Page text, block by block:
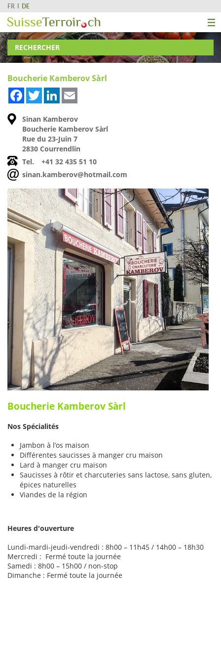
FR DE
RECHERCHER
Boucherie Kamberov Sàrl
FacebookTwitterLinkedIn
Sinan Kamberov
Boucherie Kamberov Sàrl
Rue du 23-Juin 7
2830 Courrendlin
Tel.
+41 32 435 51 10
sinan.kamberov@hotmail.com
Boucherie Kamberov Sàrl
Nos Spécialités
Jambon à l’os maison
Différentes saucisses à manger cru maison
Lard à manger cru maison
Saucisses à rôtir et charcuteries sans lactose, sans gluten,
épices naturelles
Viandes de la région
Heures d'ouverture
Lundi-mardi-jeudi-vendredi : 8h00 – 11h45 / 14h00 – 18h30
Mercredi : Fermé toute la journée
Samedi : 8h00 – 15h00 / non-stop
Dimanche : Fermé toute la journée